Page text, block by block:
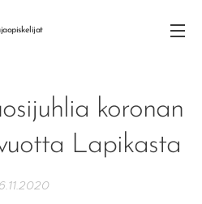
koronan
Lapikasta